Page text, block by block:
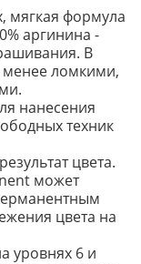
мягкая формула
аргинина -
В
менее ломкими,
нанесения
техник
цвета.
может
цвета на
уровнях 6 и